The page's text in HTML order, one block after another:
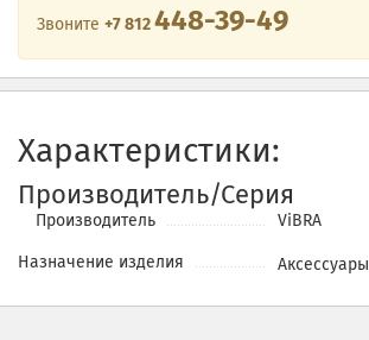
Звоните +7 812448-39-49
Характеристики:
Производитель/Серия
Производитель ViBRA
Назначение изделия Аксессуары